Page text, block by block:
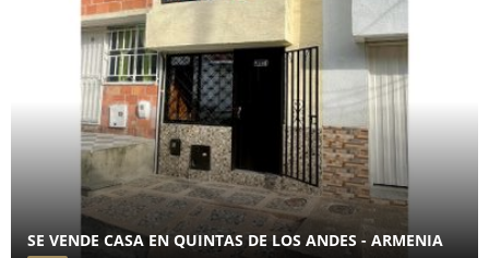
SE VENDE CASA EN QUINTAS DE LOS ANDES - ARMENIA